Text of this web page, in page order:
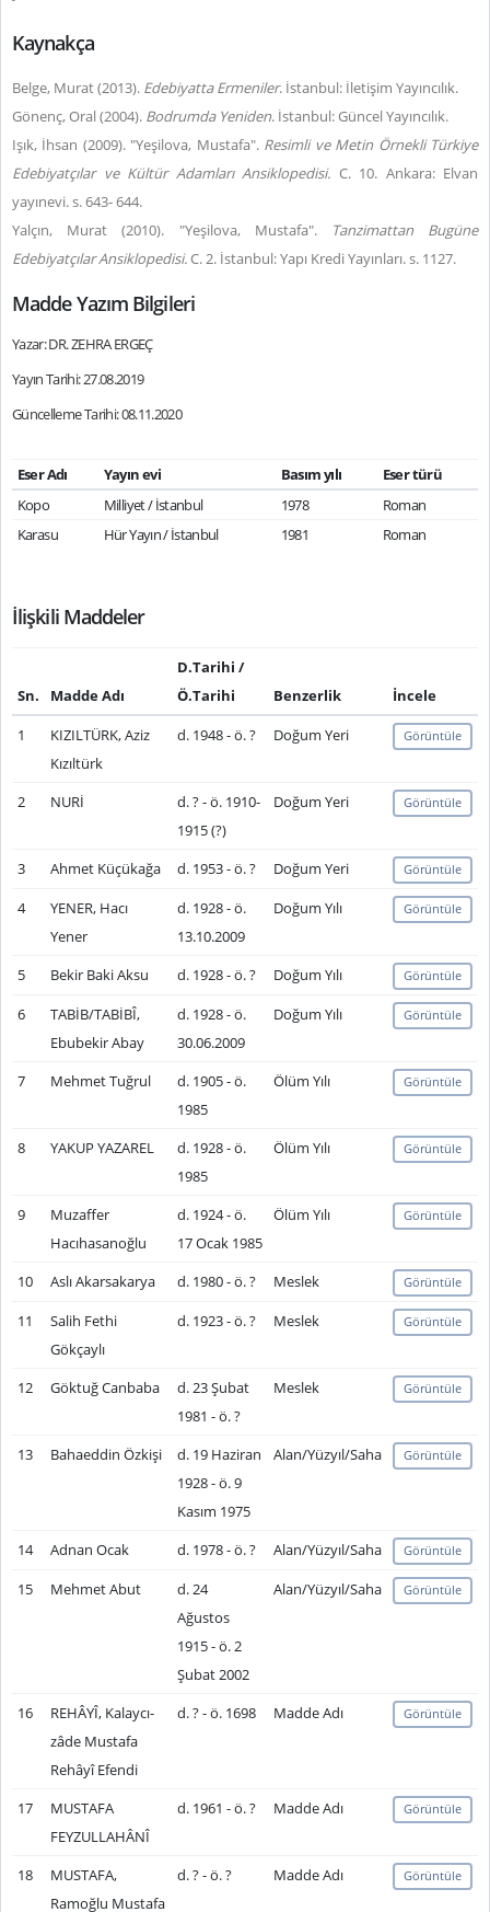
Kaynakça
Belge, Murat (2013). Edebiyatta Ermeniler. İstanbul: İletişim Yayıncılık.
Gönenç, Oral (2004). Bodrumda Yeniden. İstanbul: Güncel Yayıncılık.
Işık, İhsan (2009). "Yeşilova, Mustafa". Resimli ve Metin Örnekli Türkiye
Edebiyatçılar ve Kültür Adamları Ansiklopedisi. C. 10. Ankara: Elvan
yayınevi. s. 643- 644.
Yalçın, Murat (2010). "Yeşilova, Mustafa".
Tanzimattan Bugüne
Edebiyatçılar Ansiklopedisi.C. 2. İstanbul: Yapı Kredi Yayınları. s. 1127.
Madde Yazım Bilgileri
Yazar: DR. ZEHRA ERGEÇ
Yayın Tarihi: 27.08.2019
Güncelleme Tarihi: 08.11.2020
Eser Adı Yayın evi Basım yılı
Eser türü
Kopo
Milliyet / İstanbul 1978
Roman
Karasu
Hür Yayın / İstanbul 1981 Roman
İlişkili Maddeler
Sn. Madde Adı
D.Tarihi /
Ö.Tarihi
Benzerlik
İncele
1
KIZILTÜRK, Aziz
Kızıltürk
d. 1948 - ö. ? Doğum Yeri Görüntüle
2 NURİ
d. ? - ö. 1910-
1915 (?)
Doğum Yeri Görüntüle
3 Ahmet Küçükağa d. 1953 - ö. ? Doğum Yeri Görüntüle
4
YENER, Hacı
Yener
d. 1928 - ö.
13.10.2009
Doğum Yılı Görüntüle
5 Bekir Baki Aksu d. 1928 - ö. ? Doğum Yılı Görüntüle
6
TABİB/TABİBÎ,
Ebubekir Abay
d. 1928 - ö.
30.06.2009
Doğum Yılı Görüntüle
7 Mehmet Tuğrul
d. 1905 - ö.
1985
Ölüm Yılı Görüntüle
8 YAKUP YAZAREL
d. 1928 - ö.
1985
Ölüm Yılı Görüntüle
9
Muzaffer
Hacıhasanoğlu
d. 1924 - ö.
17 Ocak 1985
Ölüm Yılı Görüntüle
10 Aslı Akarsakarya d. 1980 - ö. ? Meslek Görüntüle
11
Salih Fethi
Gökçaylı
d. 1923 - ö. ? Meslek Görüntüle
12 Göktuğ Canbaba
d. 23 Şubat
1981 - ö. ?
Meslek Görüntüle
13 Bahaeddin Özkişi
d. 19 Haziran
1928 - ö. 9
Kasım 1975
Alan/Yüzyıl/Saha Görüntüle
14 Adnan Ocak d. 1978 - ö. ? Alan/Yüzyıl/Saha Görüntüle
15 Mehmet Abut
d. 24
Ağustos
1915 - ö. 2
Şubat 2002
Alan/Yüzyıl/Saha Görüntüle
16
REHÂYÎ, Kalaycı-
zâde Mustafa
Rehâyî Efendi
d. ? - ö. 1698 Madde Adı Görüntüle
17
MUSTAFA
FEYZULLAHÂNÎ
d. 1961 - ö. ? Madde Adı Görüntüle
18
MUSTAFA,
Ramoğlu Mustafa
d. ? - ö. ? Madde Adı Görüntüle